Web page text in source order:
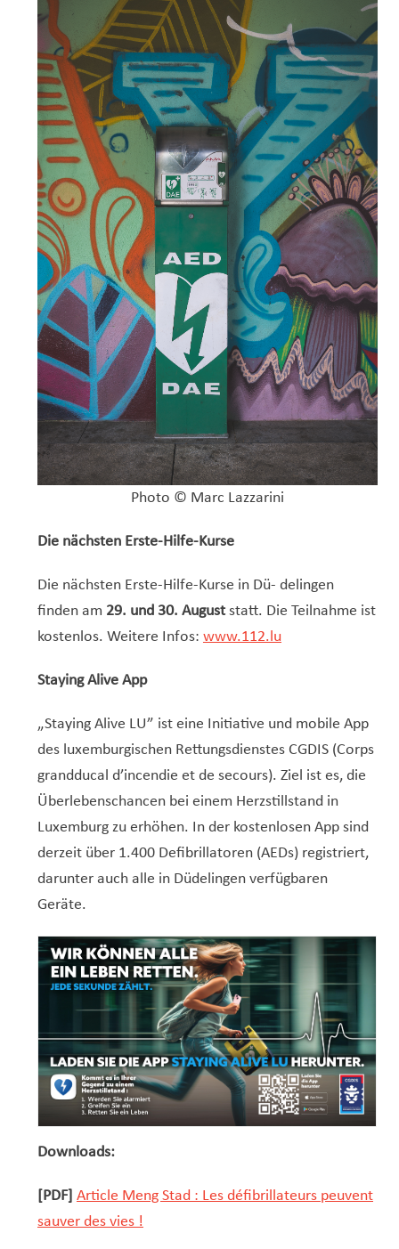
Photo © Marc Lazzarini
Die nächsten Erste-Hilfe-Kurse
Die nächsten Erste-Hilfe-Kurse in Dü- delingen
finden am 29. und 30. Auguststatt. Die Teilnahme ist
kostenlos. Weitere Infos: www.112.lu
Staying Alive App
„Staying Alive LU” ist eine Initiative und mobile App
des luxemburgischen Rettungsdienstes CGDIS (Corps
grandducal d’incendie et de secours). Ziel ist es, die
Überlebenschancen bei einem Herzstillstand in
Luxemburg zu erhöhen. In der kostenlosen App sind
derzeit über 1.400 Defibrillatoren (AEDs) registriert,
darunter auch alle in Düdelingen verfügbaren
Geräte.
Downloads:
[PDF] Article Meng Stad : Les défibrillateurs peuvent
sauver des vies !